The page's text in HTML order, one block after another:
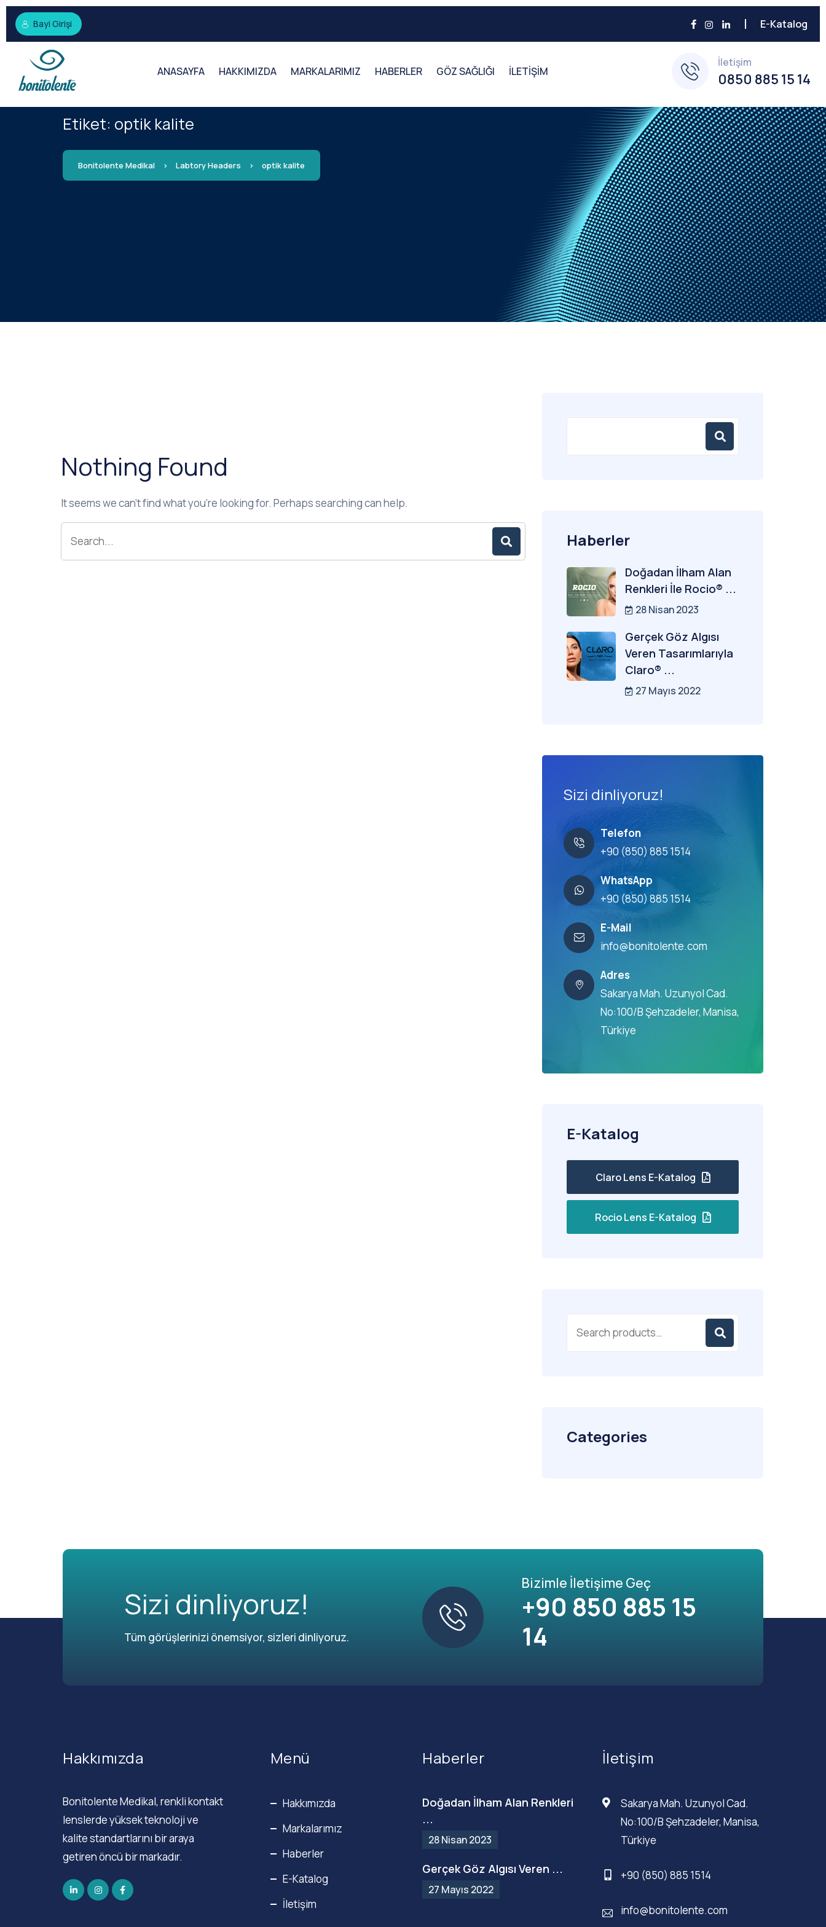
Bayi Girişi E-Katalog
ANASAYFA HAKKIMIZDA MARKALARIMIZ HABERLER GÖZ SAĞLIĞI İLETİŞİM
İletişim
0850 885 15 14
Etiket: optik kalite
Bonitolente Medikal > Labtory Headers > optik kalite
Nothing Found
It seems we can’t find what you’re looking for. Perhaps searching can help.
Haberler
Doğadan İlham Alan
Renkleri İle Rocio® ...
28 Nisan 2023
Gerçek Göz Algısı
Veren Tasarımlarıyla
Claro® ...
27 Mayıs 2022
Sizi dinliyoruz!
Telefon
+90 (850) 885 1514
WhatsApp
+90 (850) 885 1514
E-Mail
info@bonitolente.com
Adres
Sakarya Mah. Uzunyol Cad.
No:100/B Şehzadeler, Manisa,
Türkiye
E-Katalog
Claro Lens E-Katalog
Rocio Lens E-Katalog
Categories
Sizi dinliyoruz!
Tüm görüşlerinizi önemsiyor, sizleri dinliyoruz.
Bizimle İletişime Geç
+90 850 885 15
14
Hakkımızda
Bonitolente Medikal, renkli kontakt
lenslerde yüksek teknoloji ve
kalite standartlarını bir araya
getiren öncü bir markadır.
Menü
Hakkımızda
Markalarımız
Haberler
E-Katalog
İletişim
Haberler
Doğadan İlham Alan Renkleri
...
28 Nisan 2023
Gerçek Göz Algısı Veren ...
27 Mayıs 2022
İletişim
Sakarya Mah. Uzunyol Cad.
No:100/B Şehzadeler, Manisa,
Türkiye
+90 (850) 885 1514
info@bonitolente.com